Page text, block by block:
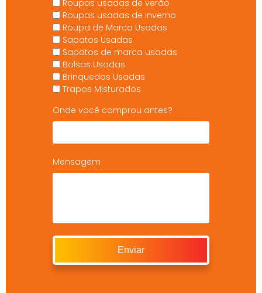
Roupas usadas de verão
Roupas usadas de inverno
Roupa de Marca Usadas
Sapatos Usadas
Sapatos de marca usadas
Bolsas Usadas
Brinquedos Usadas
Trapos Misturados
Onde você comprou antes?
Mensagem